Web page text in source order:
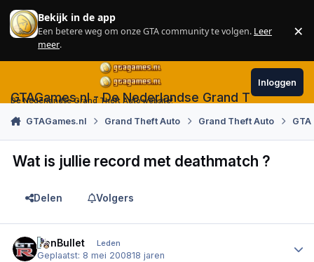
Skip to content
Bekijk in de app
Een betere weg om onze GTA community te volgen. Leer
meer.
×
GTAGames.nl - De Nederlandse Grand Theft Auto
De Nederlandse Grand Theft Auto website!
Inloggen
GTAGames.nl Grand Theft Auto Grand Theft Auto
Wat is jullie record met deathmatch ?
Delen Volgers
IronBullet Leden
Geplaatst: 8 mei 200818 jaren